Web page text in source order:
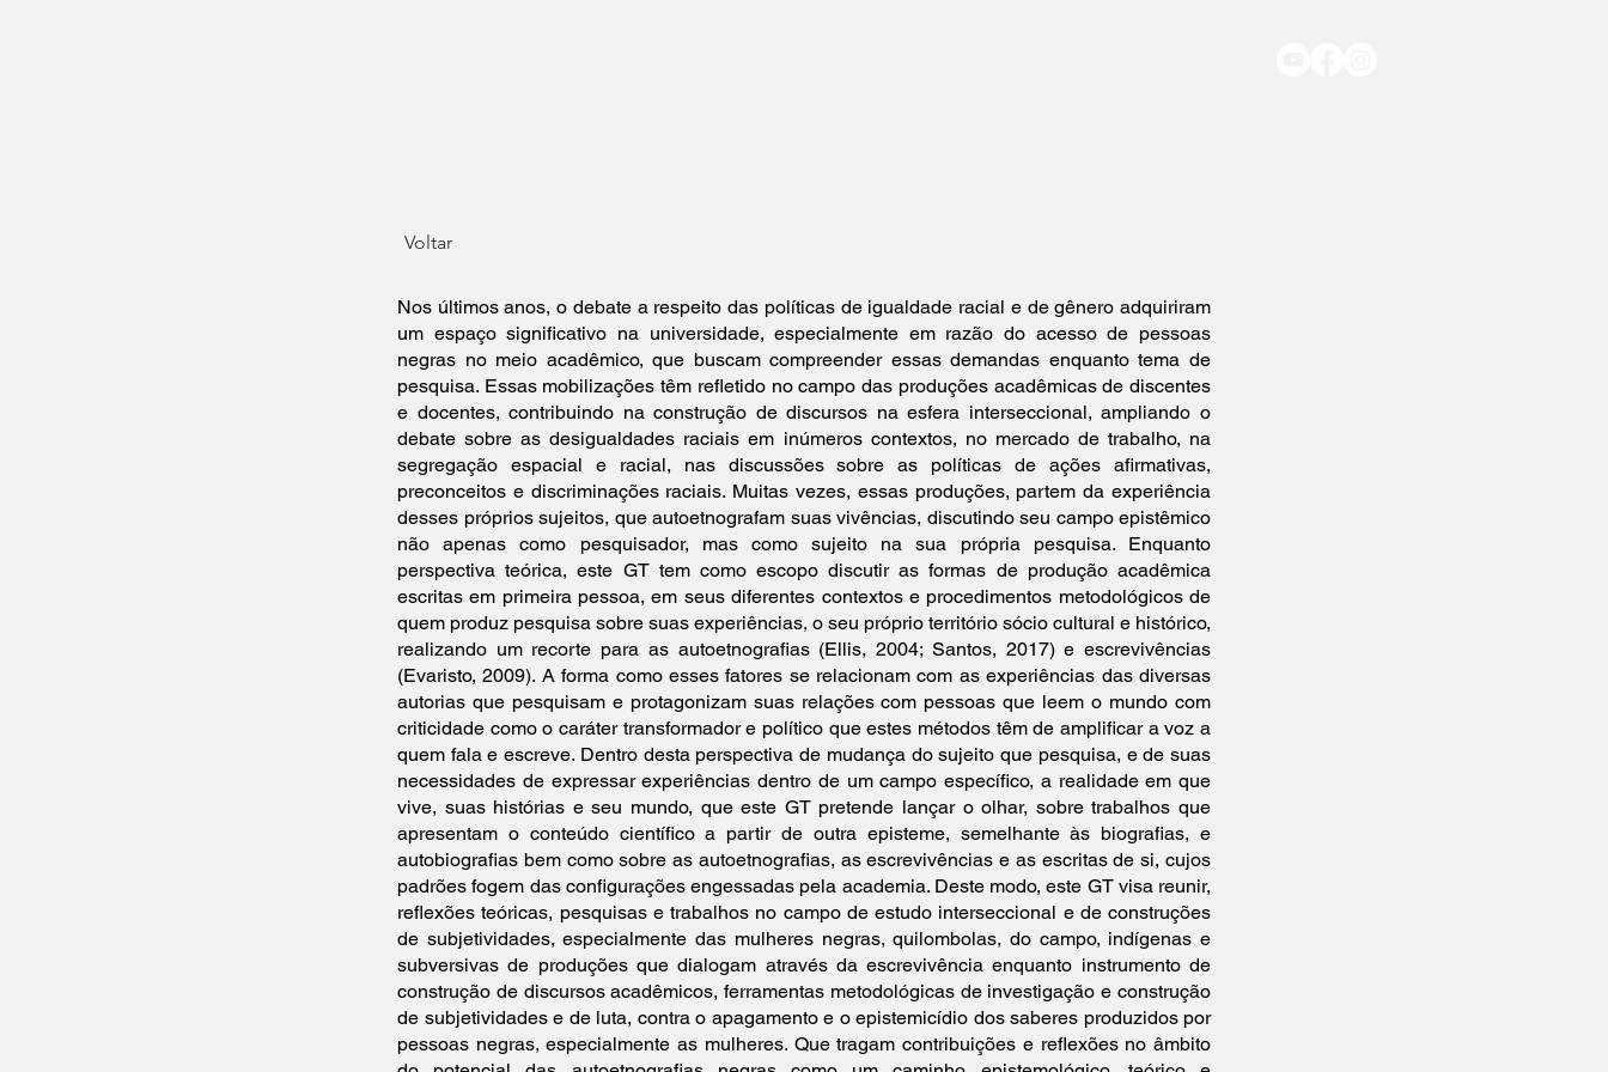
Voltar
Nos últimos anos, o debate a respeito das políticas de igualdade racial e de gênero adquiriram
um espaço significativo na universidade, especialmente em razão do acesso de pessoas
negras no meio acadêmico, que buscam compreender essas demandas enquanto tema de
pesquisa. Essas mobilizações têm refletido no campo das produções acadêmicas de discentes
e docentes, contribuindo na construção de discursos na esfera interseccional, ampliando o
debate sobre as desigualdades raciais em inúmeros contextos, no mercado de trabalho, na
segregação espacial e racial, nas discussões sobre as políticas de ações afirmativas,
preconceitos e discriminações raciais. Muitas vezes, essas produções, partem da experiência
desses próprios sujeitos, que autoetnografam suas vivências, discutindo seu campo epistêmico
não apenas como pesquisador, mas como sujeito na sua própria pesquisa. Enquanto
perspectiva teórica, este GT tem como escopo discutir as formas de produção acadêmica
escritas em primeira pessoa, em seus diferentes contextos e procedimentos metodológicos de
quem produz pesquisa sobre suas experiências, o seu próprio território sócio cultural e histórico,
realizando um recorte para as autoetnografias (Ellis, 2004; Santos, 2017) e escrevivências
(Evaristo, 2009). A forma como esses fatores se relacionam com as experiências das diversas
autorias que pesquisam e protagonizam suas relações com pessoas que leem o mundo com
criticidade como o caráter transformador e político que estes métodos têm de amplificar a voz a
quem fala e escreve. Dentro desta perspectiva de mudança do sujeito que pesquisa, e de suas
necessidades de expressar experiências dentro de um campo específico, a realidade em que
vive, suas histórias e seu mundo, que este GT pretende lançar o olhar, sobre trabalhos que
apresentam o conteúdo científico a partir de outra episteme, semelhante às biografias, e
autobiografias bem como sobre as autoetnografias, as escrevivências e as escritas de si, cujos
padrões fogem das configurações engessadas pela academia. Deste modo, este GT visa reunir,
reflexões teóricas, pesquisas e trabalhos no campo de estudo interseccional e de construções
de subjetividades, especialmente das mulheres negras, quilombolas, do campo, indígenas e
subversivas de produções que dialogam através da escrevivência enquanto instrumento de
construção de discursos acadêmicos, ferramentas metodológicas de investigação e construção
de subjetividades e de luta, contra o apagamento e o epistemicídio dos saberes produzidos por
pessoas negras, especialmente as mulheres. Que tragam contribuições e reflexões no âmbito